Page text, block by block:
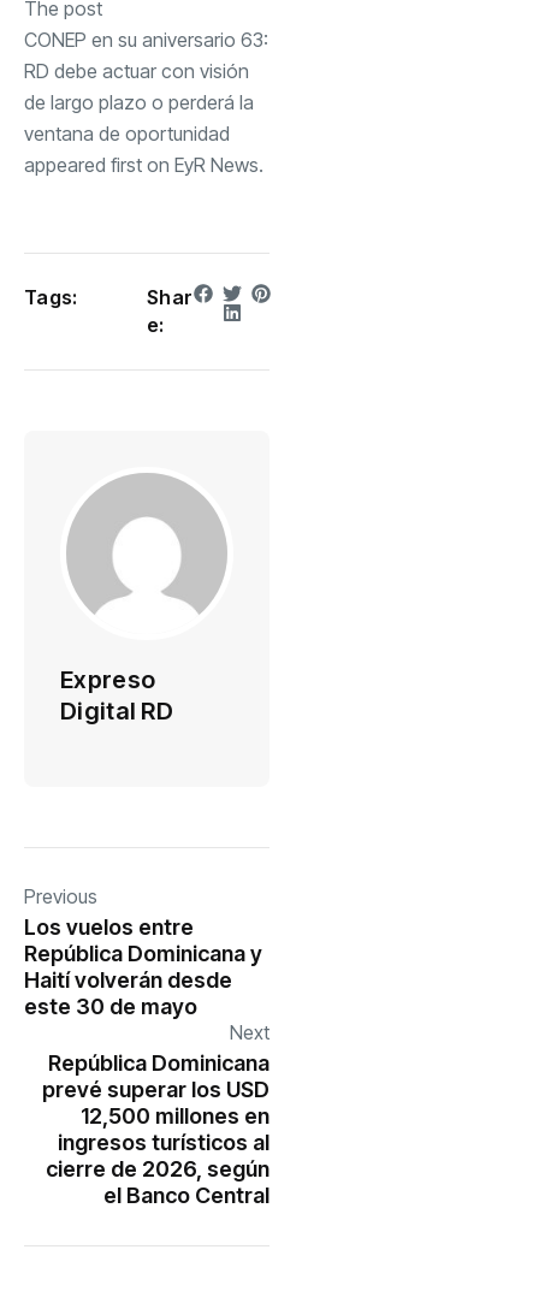
The post
CONEP en su aniversario 63:
RD debe actuar con visión
de largo plazo o perderá la
ventana de oportunidad
appeared first on EyR News.
Tags:
Shar
e:
Expreso
Digital RD
Previous
Los vuelos entre
República Dominicana y
Haití volverán desde
este 30 de mayo
Next
República Dominicana
prevé superar los USD
12,500 millones en
ingresos turísticos al
cierre de 2026, según
el Banco Central